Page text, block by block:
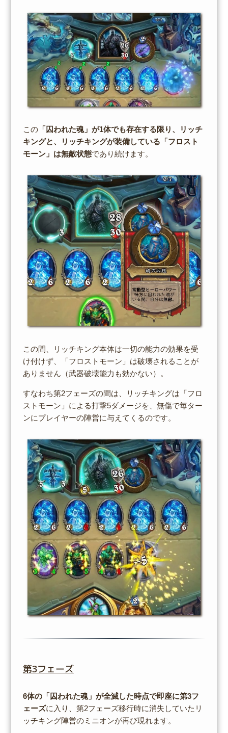
この「囚われた魂」が1体でも存在する限り、リッチ
キングと、リッチキングが装備している「フロスト
モーン」は無敵状態であり続けます。
この間、リッチキング本体は一切の能力の効果を受
け付けず、「フロストモーン」は破壊されることが
ありません（武器破壊能力も効かない）。
すなわち第2フェーズの間は、リッチキングは「フロ
ストモーン」による打撃5ダメージを、無傷で毎ター
ンにプレイヤーの陣営に与えてくるのです。
第3フェーズ
6体の「囚われた魂」が全滅した時点で即座に第3フ
ェーズに入り、第2フェーズ移行時に消失していたリ
ッチキング陣営のミニオンが再び現れます。